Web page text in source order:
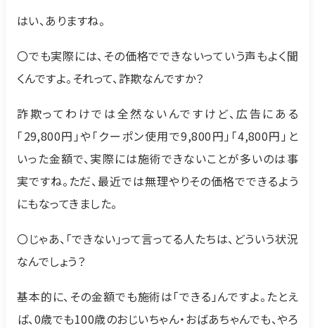
はい、ありますね。
〇でも実際には、その価格でできないっていう声もよく聞
くんですよ。それって、詐欺なんですか？
詐欺ってわけでは全然ないんですけど、広告にある
「29,800円」や「クーポン使用で9,800円」「4,800円」と
いった金額で、実際には施術できないことが多いのは事
実ですね。ただ、最近では無理やりその価格でできるよう
にもなってきました。
〇じゃあ、「できない」って言ってる人たちは、どういう状況
なんでしょう？
基本的に、その金額でも施術は「できる」んですよ。たとえ
ば、0歳でも100歳のおじいちゃん・おばあちゃんでも、やろ